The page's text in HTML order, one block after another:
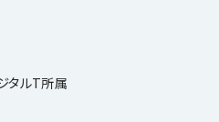
タルT所属